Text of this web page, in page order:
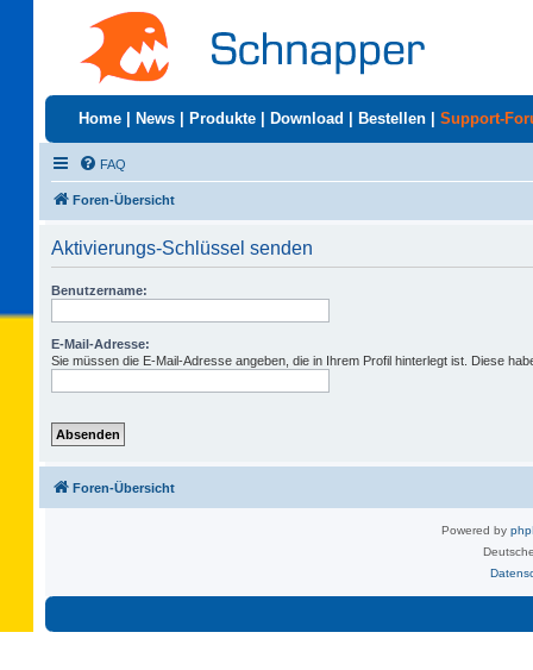
Home News Produkte Download Bestellen Support-
FAQ
Foren-Übersicht
Aktivierungs-Schlüssel senden
Benutzername:
E-Mail-Adresse:
Sie müssen die E-Mail-Adresse angeben, die in Ihrem Profil hinterlegt ist. Diese
Foren-Übersicht
Powered by